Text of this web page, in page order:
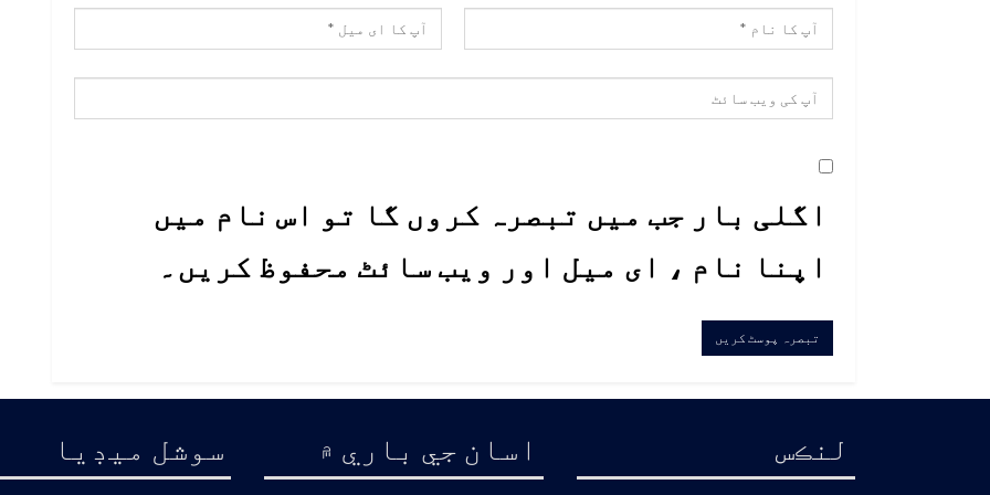
اگلی بار جب میں تبصرہ کروں گا تو اس نام میں
اپنا نام ، ای میل اور ویب سائٹ محفوظ کریں۔
لنڪس اسان جي باري ۾ سوشل ميڊيا